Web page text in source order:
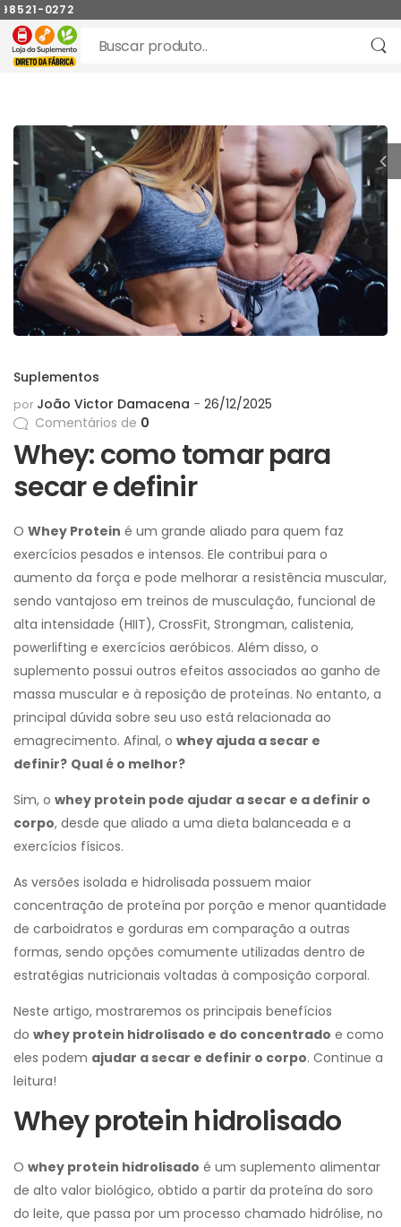
0272
Suplementos
por João Victor Damacena
26/12/2025
Comentários de 0
Whey: como tomar para
secar e definir
O Whey Protein é um grande aliado para quem faz
exercícios pesados e intensos. Ele contribui para o
aumento da força e pode melhorar a resistência muscular,
sendo vantajoso em treinos de musculação, funcional de
alta intensidade (HIIT), CrossFit, Strongman, calistenia,
powerlifting e exercícios aeróbicos. Além disso, o
suplemento possui outros efeitos associados ao ganho de
massa muscular e à reposição de proteínas. No entanto, a
principal dúvida sobre seu uso está relacionada ao
emagrecimento. Afinal, o whey ajuda a secar e
definir? Qual é o melhor?
Sim, o whey protein pode ajudar a secar e a definir o
corpo, desde que aliado a uma dieta balanceada e a
exercícios físicos.
As versões isolada e hidrolisada possuem maior
concentração de proteína por porção e menor quantidade
de carboidratos e gorduras em comparação a outras
formas, sendo opções comumente utilizadas dentro de
estratégias nutricionais voltadas à composição corporal.
Neste artigo, mostraremos os principais benefícios
do whey protein hidrolisado e do concentrado e como
eles podem ajudar a secar e definir o corpo. Continue a
leitura!
Whey protein hidrolisado
O whey protein hidrolisado é um suplemento alimentar
de alto valor biológico, obtido a partir da proteína do soro
do leite, que passa por um processo chamado hidrólise, no